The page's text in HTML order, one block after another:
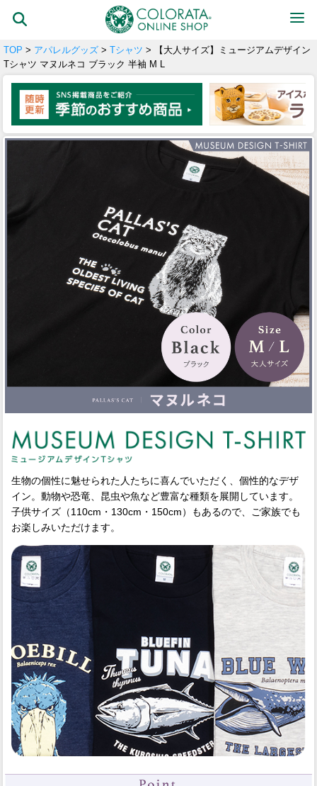
TOP > アパレルグッズ > Tシャツ > 【大人サイズ】ミュージアムデザイン
Tシャツ マヌルネコ ブラック 半袖 M L
生物の個性に魅せられた人たちに喜んでいただく、個性的なデザ
イン。動物や恐竜、昆虫や魚など豊富な種類を展開しています。
子供サイズ（110cm・130cm・150cm）もあるので、ご家族でも
お楽しみいただけます。